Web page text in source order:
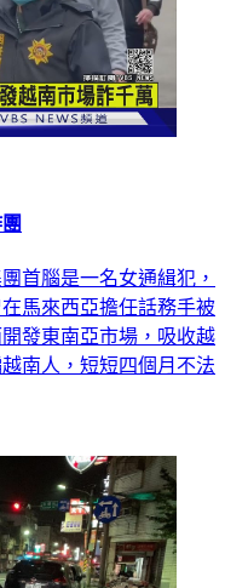
首腦是一名女通緝犯，
馬來西亞擔任話務手被
發東南亞市場，吸收越
南人，短短四個月不法